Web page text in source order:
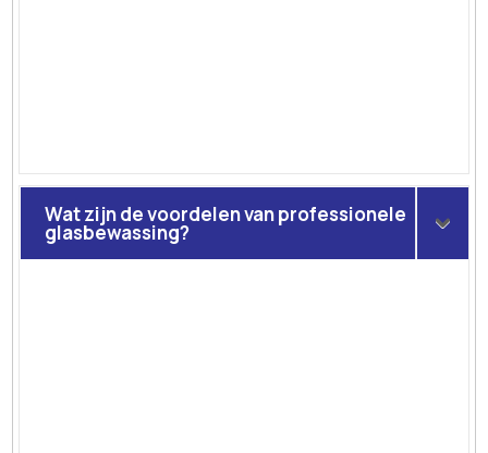
Wat zijn de voordelen van professionele
glasbewassing?